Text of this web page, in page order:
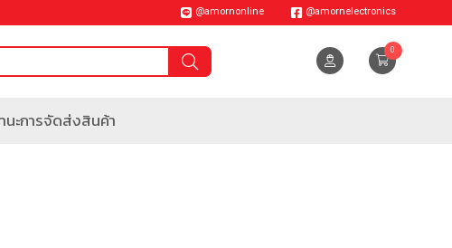
0
@amornonline @amornelectronics
นะการจัดส่งสินค้า